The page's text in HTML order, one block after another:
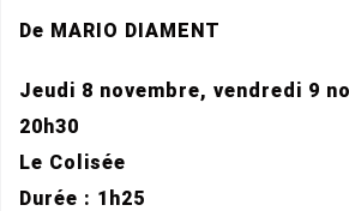
De MARIO DIAMENT
Jeudi 8 novembre, vendredi 9
20h30
Le Colisée
Durée : 1h25